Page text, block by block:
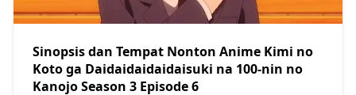
Sinopsis dan Tempat Nonton Anime Kimi no
Koto ga Daidaidaidaidaisuki na 100-nin no
Kanojo Season 3 Episode 6